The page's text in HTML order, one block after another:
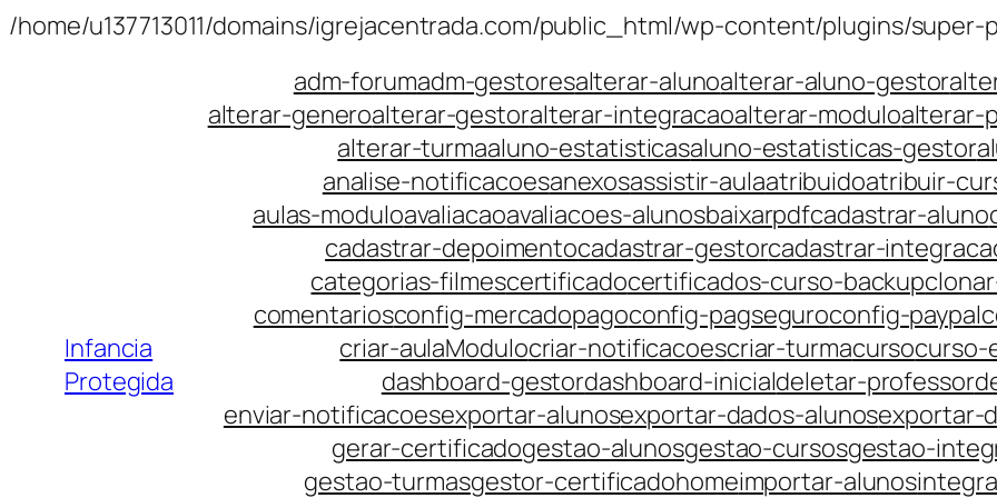
/home/u137713011/domains/igrejacentrada.com/public_html/wp-content/plugins/
Infancia
Protegida
adm-forumadm-gestoresalterar-alunoalterar-aluno-gestor
alterar-generoalterar-gestoralterar-integracaoalterar-moduloalterar-
alterar-turmaaluno-estatisticasaluno-estatisticas-gestor
analise-notificacoesanexosassistir-aulaatribuidoatribuir-
aulas-moduloavaliacaoavaliacoes-alunosbaixarpdfcadastrar-aluno
cadastrar-depoimentocadastrar-gestorcadastrar-
categorias-filmescertificadocertificados-curso-backup
comentariosconfig-mercadopagoconfig-pagseguroconfig-paypal
criar-aulaModulocriar-notificacoescriar-turmacursocurso-
dashboard-gestordashboard-inicialdeletar-professor
enviar-notificacoesexportar-alunosexportar-dados-alunosexportar-
gerar-certificadogestao-alunosgestao-cursosgestao-
gestao-turmasgestor-certificadohomeimportar-alunos